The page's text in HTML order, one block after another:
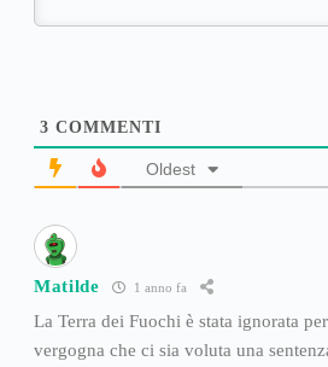
3 COMMENTI
Oldest
Matilde 1 anno fa
La Terra dei Fuochi è stata ignorata
vergogna che ci sia voluta una